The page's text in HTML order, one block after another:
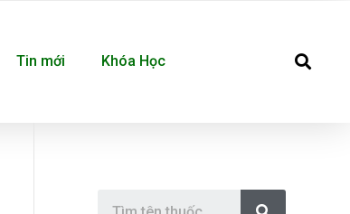
Tin mới Khóa Học
S